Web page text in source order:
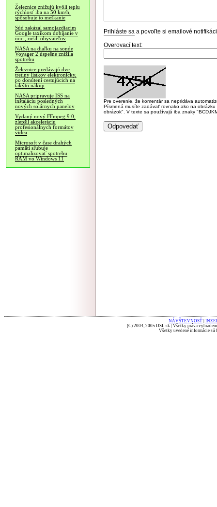
Železnice znižujú kvôli teplu
rýchlosť iba na 50 km/h,
spôsobuje to meškanie
Súd zakázal samojazdiacim
Google taxíkom dobíjanie v
noci, rušili obyvateľov
NASA na diaľku na sonde
Voyager 2 úspešne znížila
spotrebu
Železnice predávajú dve
tretiny lístkov elektronicky,
po donútení cestujúcich na
takýto nákup
NASA pripravuje ISS na
inštaláciu posledných
nových solárnych panelov
Vydaný nový FFmpeg 9.0,
zlepšil akceleráciu
profesionálnych formátov
videa
Microsoft v čase drahých
pamätí sľubuje
optimalizovať spotrebu
RAM vo Windows 11
Prihláste sa a povoľte si emailové
Overovací text:
Pre overenie, že komentár sa nepridáva
Písmená musíte zadávať rovnako ako na
obrázok". V texte sa používajú iba znaky
NÁVŠTEVNOSŤ
(C) 2004, 2005 DSL.sk | Všetky práva
Všetky uvedené informácie sú